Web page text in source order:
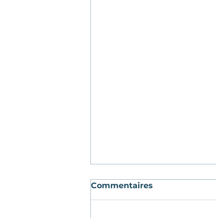
Commentaires